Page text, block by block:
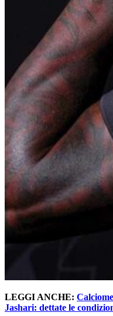
LEGGI ANCHE:
Jashari: dettate le